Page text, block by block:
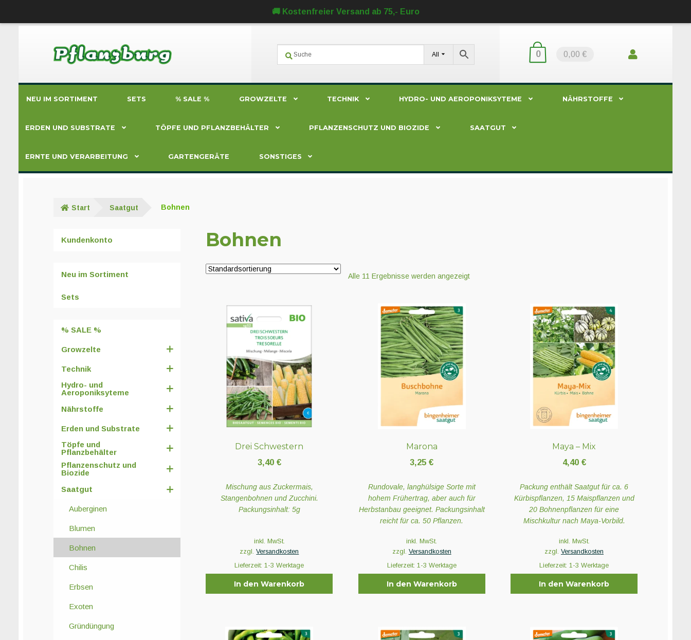
🚚 Kostenfreier Versand ab 75,- Euro
Navigation
All 0 0,00 €
NEU IM SORTIMENT SETS % SALE % GROWZELTE TECHNIK HYDRO- UND AEROPONIKSYTEME NÄHRSTOFFE
ERDEN UND SUBSTRATE TÖPFE UND PFLANZBEHÄLTER PFLANZENSCHUTZ UND BIOZIDE SAATGUT
ERNTE UND VERARBEITUNG GARTENGERÄTE SONSTIGES
Start Saatgut Bohnen
Bohnen
Alle 11 Ergebnisse werden angezeigt
Drei Schwestern
3,40 €
Mischung aus Zuckermais,
Stangenbohnen und Zucchini.
Packungsinhalt: 5g
inkl. MwSt.
zzgl.Versandkosten
Lieferzeit: 1-3 Werktage
In den Warenkorb
Marona
3,25€
Rundovale, langhülsige Sorte mit
hohem Frühertrag, aber auch für
Herbstanbau geeignet. Packungsinhalt
reicht für ca. 50 Pflanzen.
inkl. MwSt.
zzgl. Versandkosten
Lieferzeit: 1-3 Werktage
In den Warenkorb
Maya – Mix
4,40 €
Packung enthält Saatgut für ca. 6
Kürbispflanzen, 15 Maispflanzen und
20 Bohnenpflanzen für eine
Mischkultur nach Maya-Vorbild.
inkl. MwSt.
zzgl.Versandkosten
Lieferzeit: 1-3 Werktage
In den Warenkorb
Kundenkonto
Neu im Sortiment
Sets
% SALE %
Growzelte
Technik
Hydro- und
Aeroponiksyteme
Nährstoffe
Erden und Substrate
Töpfe und
Pflanzbehälter
Pflanzenschutz und
Biozide
Saatgut
Auberginen
Blumen
Bohnen
Chilis
Erbsen
Exoten
Gründüngung